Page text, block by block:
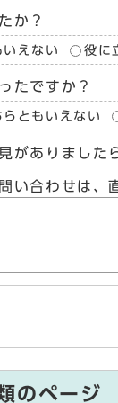
か？
えない 役に
たですか？
らともいえない
がありました
い合わせは
のページ